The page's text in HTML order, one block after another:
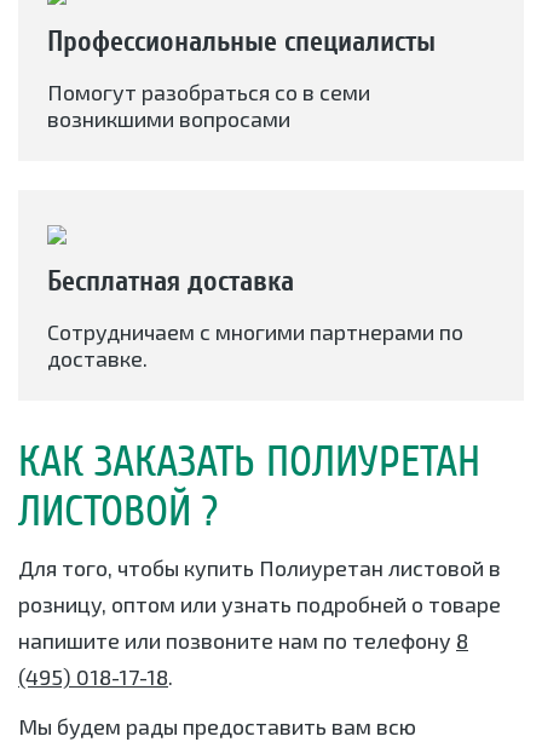
Профессиональные специалисты
Помогут разобраться со в семи
возникшими вопросами
Бесплатная доставка
Сотрудничаем с многими партнерами по
доставке.
КАК ЗАКАЗАТЬ ПОЛИУРЕТАН
ЛИСТОВОЙ ?
Для того, чтобы купить Полиуретан листовой в
розницу, оптом или узнать подробней о товаре
напишите или позвоните нам по телефону 8
(495) 018-17-18.
Мы будем рады предоставить вам всю